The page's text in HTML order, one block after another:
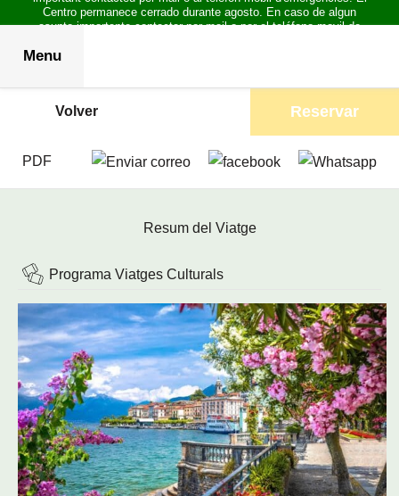
Centro permanece cerrado durante agosto. En caso de algun
asunto importante contactar por mail o por el teléfono movil de
Menu
Volver Reservar
PDF
Resum del Viatge
Programa Viatges Culturals